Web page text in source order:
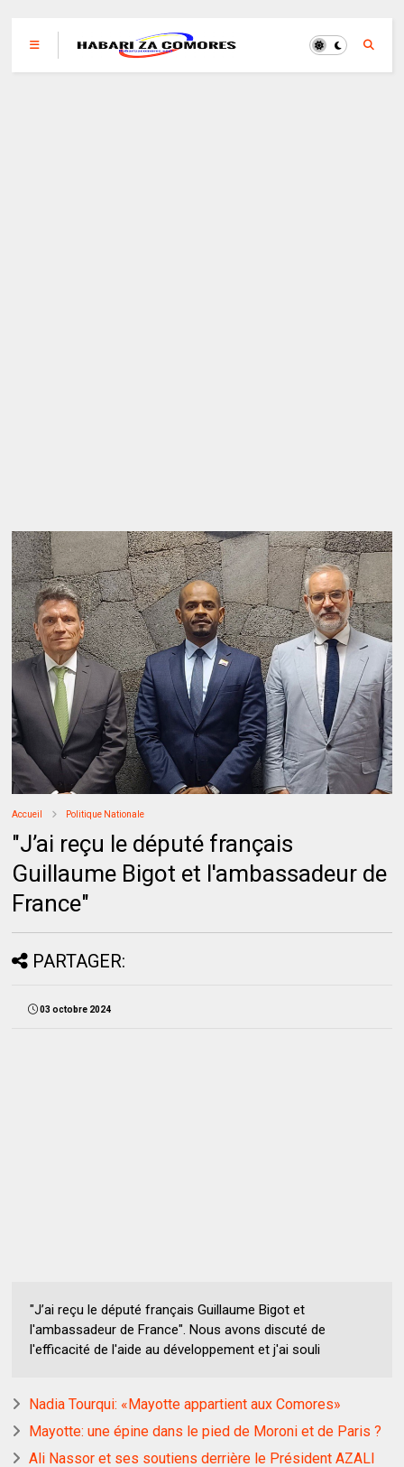
Accueil Politique Nationale
"J’ai reçu le député français
Guillaume Bigot et l'ambassadeur de
France"
PARTAGER:
03 octobre 2024
"J’ai reçu le député français Guillaume Bigot et
l'ambassadeur de France". Nous avons discuté de
l'efficacité de l'aide au développement et j'ai souli
Nadia Tourqui: «Mayotte appartient aux Comores»
Mayotte: une épine dans le pied de Moroni et de Paris ?
Ali Nassor et ses soutiens derrière le Président AZALI